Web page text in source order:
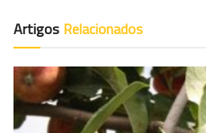
Artigos Relacionados